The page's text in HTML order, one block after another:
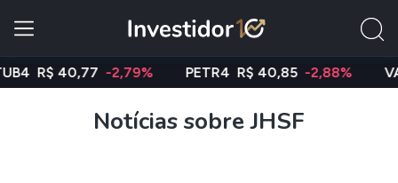
R$ 40,77 -2,79% PETR4 R$ 40,85 -2,88%
Notícias sobre JHSF